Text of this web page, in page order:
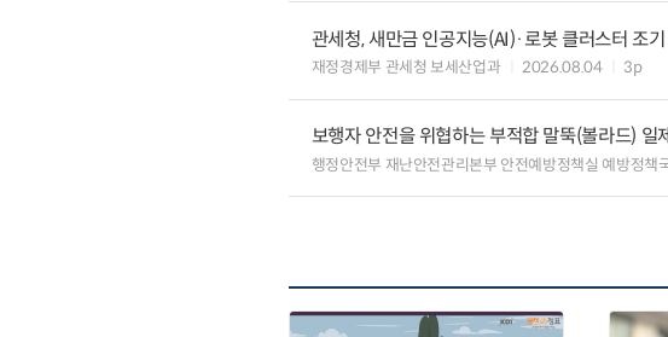
관세청, 새만금 인공지능(AI)·로봇 클러스터 조
재정경제부 관세청 보세산업과 2026.08.04 3p
보행자 안전을 위협하는 부적합 말뚝(볼라드) 일
행정안전부 재난안전관리본부 안전예방정책실 예방정책